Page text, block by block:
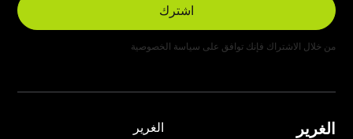
من خلال الاشتراك فإنك توافق على سياسة الخصوصية
الغرير الغرير